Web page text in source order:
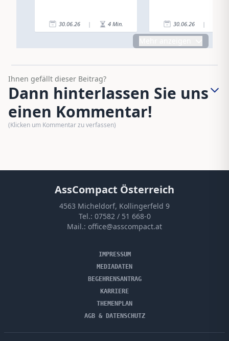
30.06.26 | 4 Min. 30.06.26 |
Ihnen gefällt dieser Beitrag?
Dann hinterlassen Sie uns
einen Kommentar!
(Klicken um Kommentar zu verfassen)
AssCompact Österreich
4563 Micheldorf, Kollingerfeld 9
Tel.: 07582 / 51 668-0
Mail.: office@asscompact.at
IMPRESSUM
MEDIADATEN
BEGEHRENSANTRAG
KARRIERE
THEMENPLAN
AGB & DATENSCHUTZ